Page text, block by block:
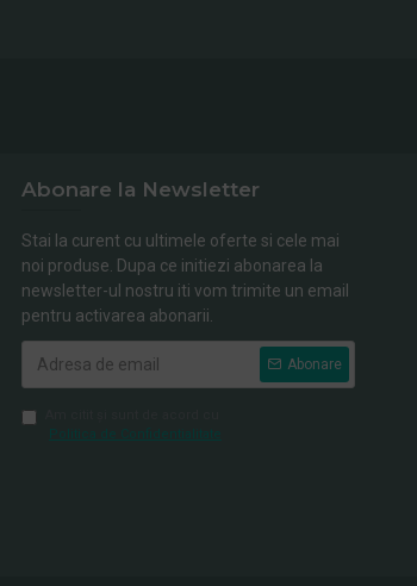
Abonare la Newsletter
Stai la curent cu ultimele oferte si cele mai
noi produse. Dupa ce initiezi abonarea la
newsletter-ul nostru iti vom trimite un email
pentru activarea abonarii.
Abonare
Politica de Confidentialitate